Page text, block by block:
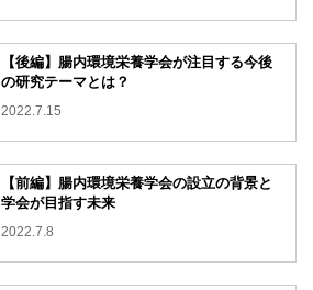
【後編】腸内環境栄養学会が注目する今後
の研究テーマとは？
2022.7.15
【前編】腸内環境栄養学会の設立の背景と
学会が目指す未来
2022.7.8